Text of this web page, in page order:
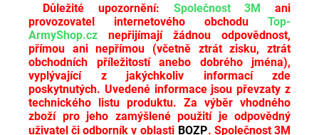
Důležité upozornění: Společnost 3M ani
provozovatel internetového obchodu Top-
ArmyShop.cz nepřijímají žádnou odpovědnost,
přímou ani nepřímou (včetně ztrát zisku, ztrát
obchodních příležitostí anebo dobrého jména),
vyplývající z jakýchkoliv informací zde
poskytnutých. Uvedené informace jsou převzaty z
technického listu produktu. Za výběr vhodného
zboží pro jeho zamýšlené použití je odpovědný
uživatel či odborník v oblasti BOZP. Společnost 3M